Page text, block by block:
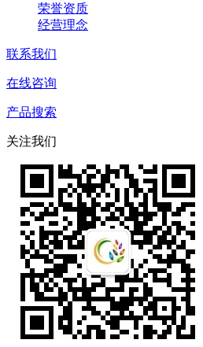
荣誉资质
经营理念
联系我们
在线咨询
产品搜索
关注我们